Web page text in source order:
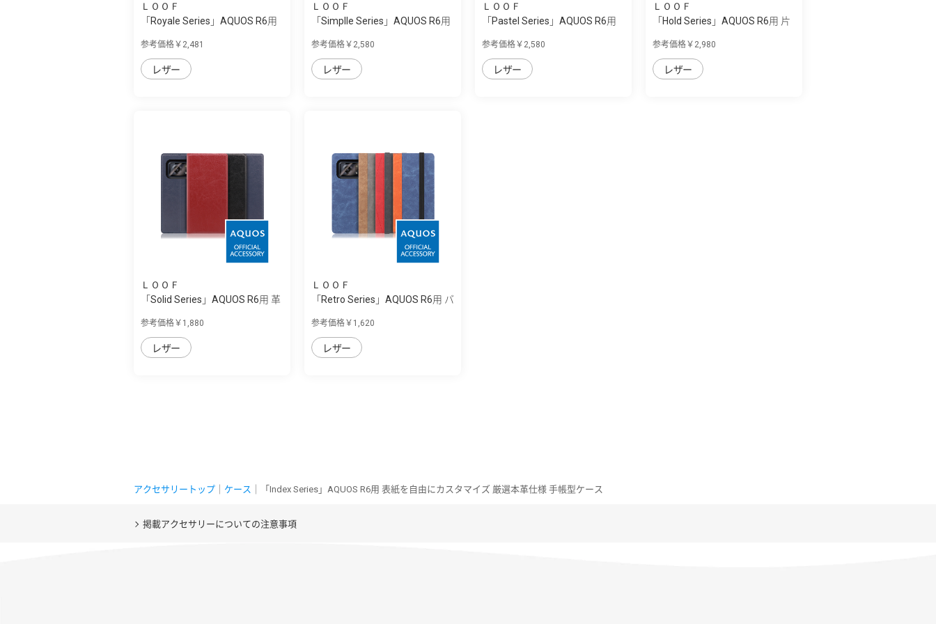
ＬＯＯＦ
「Royale Series」AQUOS R6用
参考価格￥2,481
レザー
ＬＯＯＦ
「Simplle Series」AQUOS R6用
参考価格￥2,580
レザー
ＬＯＯＦ
「Pastel Series」AQUOS R6用
参考価格￥2,580
レザー
ＬＯＯＦ
「Hold Series」AQUOS R6用 片
参考価格￥2,980
レザー
ＬＯＯＦ
「Solid Series」AQUOS R6用 革
参考価格￥1,880
レザー
ＬＯＯＦ
「Retro Series」AQUOS R6用 バ
参考価格￥1,620
レザー
アクセサリートップ ケース ｜「Index Series」AQUOS R6用 表紙を自由にカスタマイズ 厳選本革仕様 手帳型ケース
掲載アクセサリーについての注意事項